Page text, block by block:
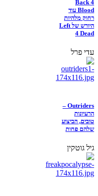
Back 4
Blood עוד
רחוק מלהיות
היורש של Left
4 Dead
עדי פרל
Outriders –
הרעיונות
טובים, הביצוע
שלהם פחות
גיל גוטקין